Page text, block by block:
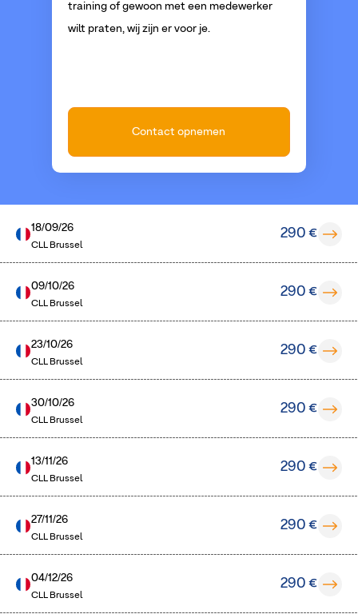
training of gewoon met een medewerker
wilt praten, wij zijn er voor je.
Contact opnemen
18/09/26
CLL Brussel
290 €
09/10/26
CLL Brussel
290 €
23/10/26
CLL Brussel
290 €
30/10/26
CLL Brussel
290 €
13/11/26
CLL Brussel
290 €
27/11/26
CLL Brussel
290 €
04/12/26
CLL Brussel
290 €